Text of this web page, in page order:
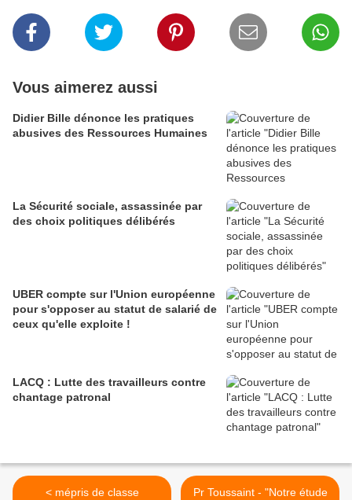
Vous aimerez aussi
Didier Bille dénonce les pratiques
abusives des Ressources Humaines
La Sécurité sociale, assassinée par
des choix politiques délibérés
UBER compte sur l'Union européenne
pour s'opposer au statut de salarié de
ceux qu'elle exploite !
LACQ : Lutte des travailleurs contre
chantage patronal
< mépris de classe
Pr Toussaint - "Notre étude